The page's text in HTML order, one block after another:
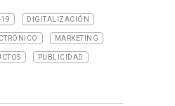
DIGITALIZACIÓN
MARKETING
PUBLICIDAD